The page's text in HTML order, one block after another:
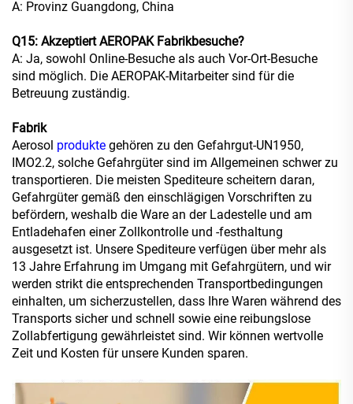
A: Provinz Guangdong, China
Q15: Akzeptiert AEROPAK Fabrikbesuche?
A: Ja, sowohl Online-Besuche als auch Vor-Ort-Besuche
sind möglich. Die AEROPAK-Mitarbeiter sind für die
Betreuung zuständig.
Fabrik
Aerosol produkte gehören zu den Gefahrgut-UN1950,
IMO2.2, solche Gefahrgüter sind im Allgemeinen schwer zu
transportieren. Die meisten Spediteure scheitern daran,
Gefahrgüter gemäß den einschlägigen Vorschriften zu
befördern, weshalb die Ware an der Ladestelle und am
Entladehafen einer Zollkontrolle und -festhaltung
ausgesetzt ist. Unsere Spediteure verfügen über mehr als
13 Jahre Erfahrung im Umgang mit Gefahrgütern, und wir
werden strikt die entsprechenden Transportbedingungen
einhalten, um sicherzustellen, dass Ihre Waren während des
Transports sicher und schnell sowie eine reibungslose
Zollabfertigung gewährleistet sind. Wir können wertvolle
Zeit und Kosten für unsere Kunden sparen.